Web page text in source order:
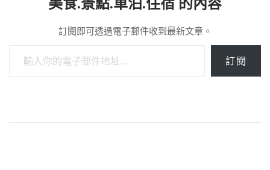
訂閱即可透過電子郵件收到最新文章。
訂閱